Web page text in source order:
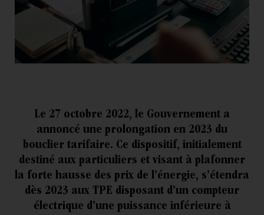
Le 27 octobre 2022, le Gouvernement a
annoncé une prolongation en 2023 du
bouclier tarifaire. Ce dispositif, initialement
destiné aux particuliers et visant à plafonner
la forte hausse des prix de l’énergie, s’étendra
dès 2023 aux TPE disposant d’un compteur
électrique d’une puissance inférieure à